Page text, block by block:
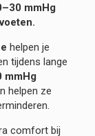
mmHg
helpen je
tijdens lange
mmHg
helpen ze
comfort bij